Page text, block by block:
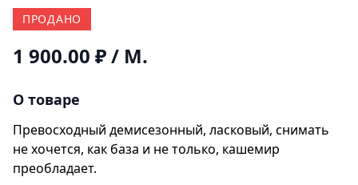
ПРОДАНО
1 900.00 ₽/ М.
О товаре
Превосходный демисезонный, ласковый, снимать
не хочется, как база и не только, кашемир
преобладает.